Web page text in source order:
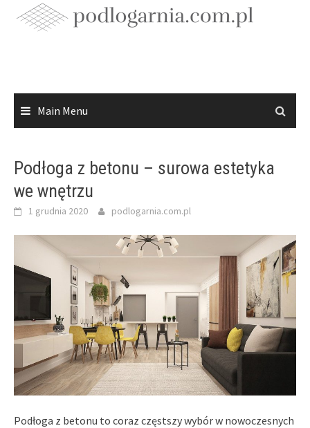
Main Menu
Podłoga z betonu – surowa estetyka
we wnętrzu
1 grudnia 2020 podlogarnia.com.pl
Podłoga z betonu to coraz częstszy wybór w nowoczesnych